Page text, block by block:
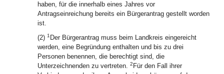
haben, für die innerhalb eines Jahres vor
Antragseinreichung bereits ein Bürgerantrag gestellt worden
ist.
(2) 1 Der Bürgerantrag muss beim Landkreis eingereicht
werden, eine Begründung enthalten und bis zu drei
Personen benennen, die berechtigt sind, die
Unterzeichnenden zu vertreten. 2 Für den Fall ihrer